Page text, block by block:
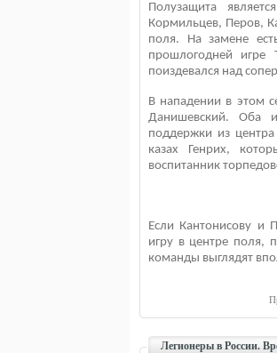
Полузащита
Кормильцев, Перов,
поля. На замене
прошлогодней игре
поиздевался над
В нападении в этом
Данишевский. Оба
поддержки из
казах Генрих,
воспитанник
Если Кантонисову и
игру в центре поля,
команды выглядят
Легионеры в России.